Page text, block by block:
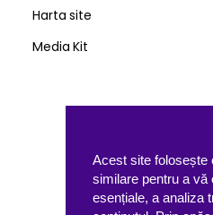
Acest site folosește
similare pentru a vă
esențiale, a analiza
Harta site
Media Kit